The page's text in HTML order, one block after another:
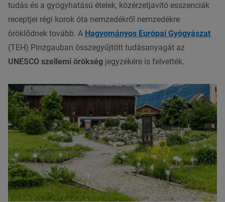
tudás és a gyógyhatású ételek, közérzetjavító esszenciák
receptjei régi korok óta nemzedékről nemzedékre
öröklődnek tovább. A Hagyományos Európai Gyógyászat
(TEH) Pinzgauban összegyűjtött tudásanyagát az
UNESCO szellemi örökség jegyzékére is felvették.